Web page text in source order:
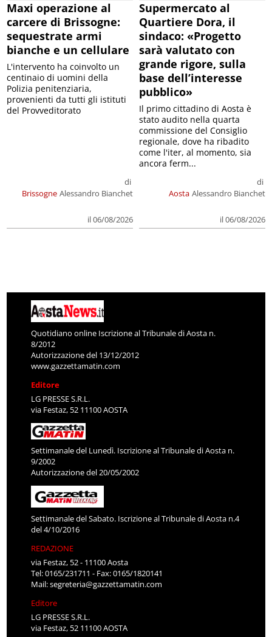
Maxi operazione al
carcere di Brissogne:
sequestrate armi
bianche e un cellulare
Brissogne
di
Alessandro Bianchet
il 06/08/2026
L'intervento ha coinvolto un
centinaio di uomini della
Polizia penitenziaria,
provenienti da tutti gli istituti
del Provveditorato
Supermercato al
Quartiere Dora, il
sindaco: «Progetto
sarà valutato con
grande rigore, sulla
base dell’interesse
pubblico»
Aosta
di
Alessandro Bianchet
il 06/08/2026
Il primo cittadino di Aosta è
stato audito nella quarta
commissione del Consiglio
regionale, dove ha ribadito
come l'iter, al momento, sia
ancora ferm...
Quotidiano online Iscrizione al Tribunale di Aosta n.
8/2012
Autorizzazione del 13/12/2012
www.gazzettamatin.com
Editore
LG PRESSE S.R.L.
via Festaz, 52 11100 AOSTA
Settimanale del Lunedì. Iscrizione al Tribunale di Aosta n.
9/2002
Autorizzazione del 20/05/2002
Settimanale del Sabato. Iscrizione al Tribunale di Aosta n.4
del 4/10/2016
REDAZIONE
via Festaz, 52 - 11100 Aosta
Tel: 0165/231711 - Fax: 0165/1820141
Mail:segreteria@gazzettamatin.com
Editore
LG PRESSE S.R.L.
via Festaz, 52 11100 AOSTA